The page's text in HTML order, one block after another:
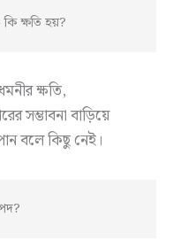
ক্ষতি হয়?
ক্ষতি,
সম্ভাবনা বাড়িয়ে
বলে কিছু নেই।